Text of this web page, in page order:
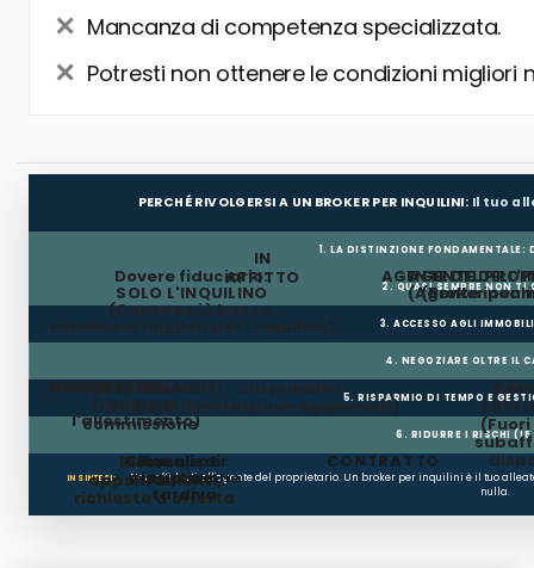
Mancanza di competenza specializzata.
Potresti non ottenere le condizioni migliori
PERCHÉ RIVOLGERSI A UN BROKER PER INQUILINI: Il tuo
1. LA DISTINZIONE FONDAMENTALE:
AGENTE DEL
(Agente
IN
AFFITTO
AGENTE
(Broker per
Dovere fiduciario:
SOLO L'INQUILINO
(Canone più basso,
condizioni migliori per l'inquilino)
2. QUASI SEMPRE NON TI
3. ACCESSO AGLI
4. NEGOZIARE OLTRE IL
Il proprietario
paga la
commissione
Siti pubblici
(Limitati/non aggiornati) E RETI
MESI GRATUITI
CONTRIBUTO LAVORI
(Fondi per
l'allestimento)
5. RISPARMIO DI TEMPO E
6. RIDURRE I RISCHI
Ricerca,
appuntamenti,
richieste d'offerta
Clausole di
ripristino
Penali per
occupazione
tardiva
CONTRATTO
IN SINTESI:
Non affidarti all'agente del proprietario. Un broker per inquilini è il tuo
nulla.